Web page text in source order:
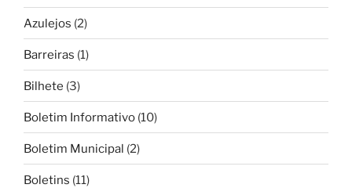
Azulejos (2)
Barreiras (1)
Bilhete (3)
Boletim Informativo (10)
Boletim Municipal (2)
Boletins (11)